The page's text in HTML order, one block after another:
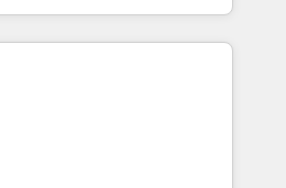
obsessed ★
helps
workflows that drive adoption
What we do ➤
with workflows built